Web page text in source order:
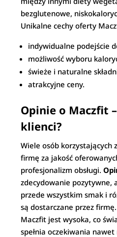
bezglutenowe,
Unikalne cechy oferty
indywidualne podejście
możliwość wyboru
świeże i naturalne
atrakcyjne ceny.
Opinie o Maczfit
klienci?
Wiele osób korzystających
firmę za jakość
profesjonalizm obsługi.
zdecydowanie pozytywne,
przede wszystkim smak i
są dostarczane przez
Maczfit jest wysoka, co
spełnia oczekiwania